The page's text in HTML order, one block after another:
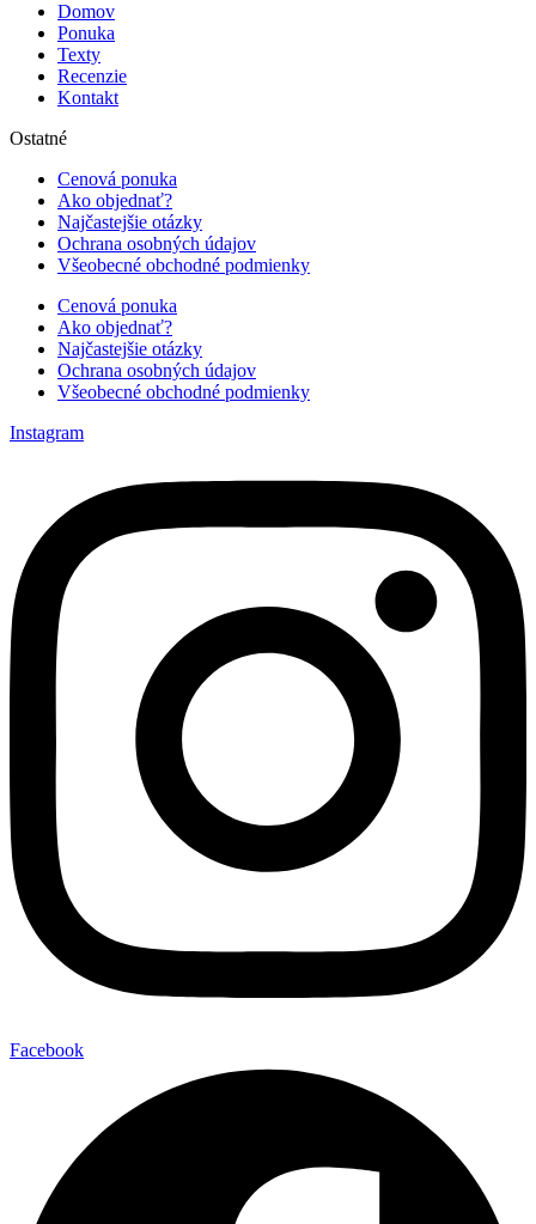
Domov
Ponuka
Texty
Recenzie
Kontakt
Ostatné
Cenová ponuka
Ako objednať?
Najčastejšie otázky
Ochrana osobných údajov
Všeobecné obchodné podmienky
Cenová ponuka
Ako objednať?
Najčastejšie otázky
Ochrana osobných údajov
Všeobecné obchodné podmienky
Instagram
Facebook